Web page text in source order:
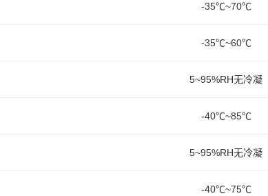
-35℃~70℃
-35℃~60℃
5~95%RH无冷凝
-40℃~85℃
5~95%RH无冷凝
-40℃~75℃